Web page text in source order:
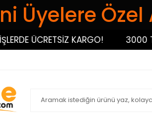
Üyelere
ÜCRETSİZ KARGO! 3000 TL